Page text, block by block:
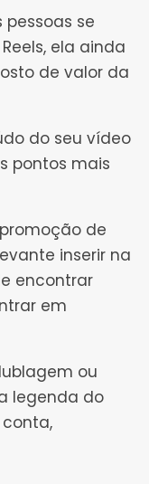
se
ela ainda
de valor da
do seu vídeo
pontos mais
de
inserir na
encontrar
em
ou
legenda do
conta,